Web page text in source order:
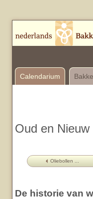
Calendarium
Oud en Nieuw
Oliebollen ...
De historie van